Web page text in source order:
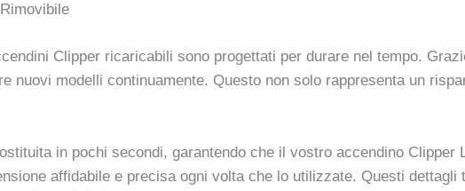
Clipper ricaricabili sono progettati per durare nel tempo.
nuovi modelli continuamente. Questo non solo rappresenta un
in pochi secondi, garantendo che il vostro accendino
affidabile e precisa ogni volta che lo utilizzate. Questi